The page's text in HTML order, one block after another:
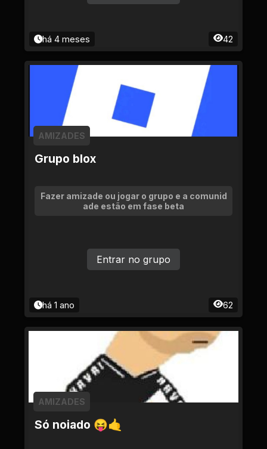
há 4 meses 42
Grupo blox
AMIZADES
Fazer amizade ou jogar o grupo e a comunid
ade estão em fase beta
há 1 ano 62
Entrar no grupo
Só noiado 😝🤙
AMIZADES